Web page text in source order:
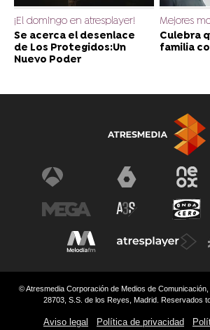
¡El domingo en atresplayer!
Se acerca el desenlace
de Los Protegidos:Un
Nuevo Poder
Mejores
Culebra
familia
© Atresmedia Corporación de Medios de Comunicación,
28703, S.S. de los Reyes, Madrid. Reservados
Aviso legal Política de privacidad